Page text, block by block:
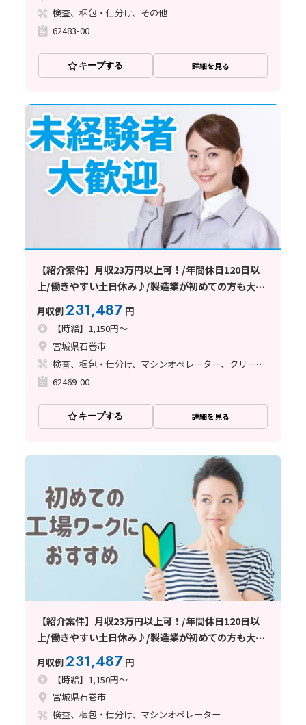
検査、梱包・仕分け、その他
62483-00
キープする 詳細を見る
【紹介案件】月収23万円以上可！/年間休日120日以
上/働きやすい土日休み♪/製造業が初めての方も大歓
迎です★
月収例231,487 円
【時給】1,150円～
宮城県石巻市
検査、梱包・仕分け、マシンオペレーター、クリーンルーム
62469-00
キープする 詳細を見る
【紹介案件】月収23万円以上可！/年間休日120日以
上/働きやすい土日休み♪/製造業が初めての方も大歓
迎です★
月収例231,487 円
【時給】1,150円～
宮城県石巻市
検査、梱包・仕分け、マシンオペレーター